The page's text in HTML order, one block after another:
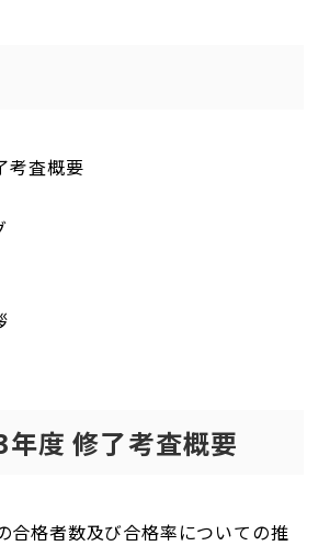
考査概要
度 修了考査概要
合格者数及び合格率についての推